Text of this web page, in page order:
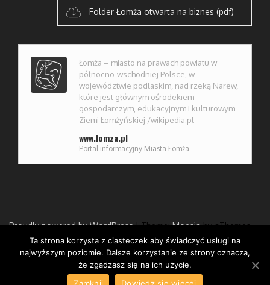
Folder Łomża otwarta na biznes (pdf)
Łomża – miasto na prawach powiatu w
północno-wschodniej Polsce, w
województwie podlaskim, nad rzeką Narew,
które jest głównym ośrodekiem
gospodarczym, edukacyjnym i kulturowym
Ziemi Łomżyńskiej /wikipedia.pl
www.lomza.pl
Portal informacyjny Miasta Łomża
Proudly powered by WordPress |Theme:Moesiaby aThemes
POWRÓT DO GÓRY
Ta strona korzysta z ciasteczek aby świadczyć usługi na
najwyższym poziomie. Dalsze korzystanie ze strony oznacza,
że zgadzasz się na ich użycie.
Zamknij
Dowiedz się więcej